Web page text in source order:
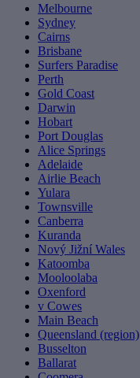
Melbourne
Sydney
Cairns
Brisbane
Surfers Paradise
Perth
Gold Coast
Darwin
Hobart
Port Douglas
Alice Springs
Adelaide
Airlie Beach
Yulara
Townsville
Canberra
Kuranda
Nový Jižní Wales
Katoomba
Mooloolaba
Oxenford
v Cowes
Main Beach
Queensland (region)
Busselton
Ballarat